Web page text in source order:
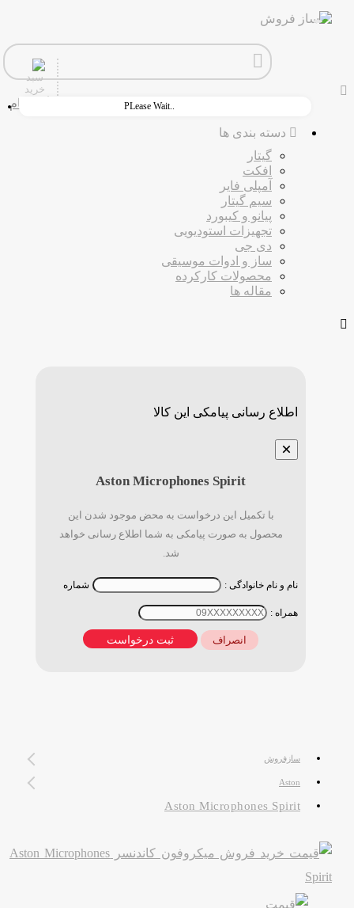
PLease Wait.. ثبت نام
دسته بندی ها
گیتار
افکت
آمپلی فایر
سیم گیتار
پیانو و کیبورد
تجهیزات استودیویی
دی جی
ساز و ادوات موسیقی
محصولات کارکرده
مقاله ها
اطلاع رسانی پیامکی این کالا
×
Aston Microphones Spirit
با تکمیل این درخواست به محض موجود شدن این
محصول به صورت پیامکی به شما اطلاع رسانی خواهد
شد.
نام و نام خانوادگی : شماره
همراه :
انصراف ثبت درخواست
سازفروش
Aston
Aston Microphones Spirit